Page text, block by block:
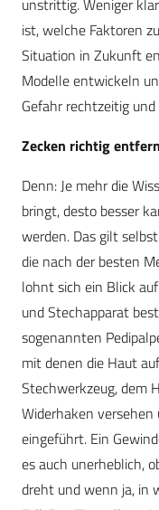
unstrittig. Weniger
ist, welche Faktoren
Situation in Zukunft
Modelle entwickeln
Gefahr rechtzeitig
Zecken richtig
Denn: Je mehr die
bringt, desto besser
werden. Das gilt
die nach der besten
lohnt sich ein Blick
und Stechapparat
sogenannten
mit denen die Haut
Stechwerkzeug, dem
Widerhaken
eingeführt. Ein
es auch unerheblich,
dreht und wenn ja, in